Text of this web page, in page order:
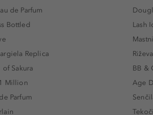
de Parfum
Bottled
Replica
of Sakura
Million
Parfum
Lash
BB &
Age